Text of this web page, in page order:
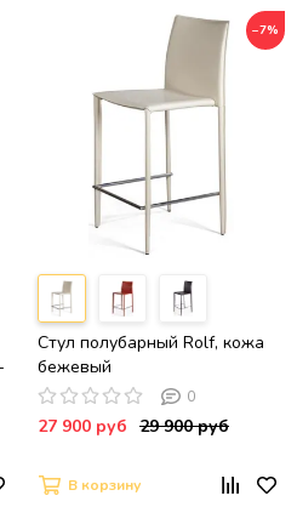
−7%
Стул полубарный Rolf, кожа
бежевый
0
27 900 руб 29 900 руб
В корзину